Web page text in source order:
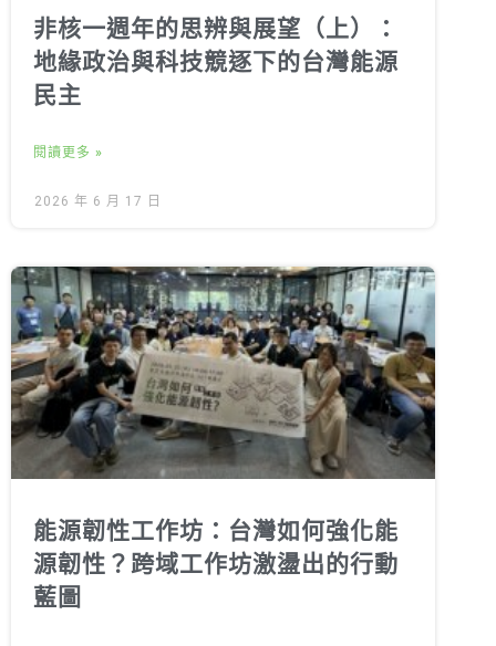
非核一週年的思辨與展望（上）：
地緣政治與科技競逐下的台灣能源
民主
閱讀更多 »
2026 年 6 月 17 日
能源韌性工作坊：台灣如何強化能
源韌性？跨域工作坊激盪出的行動
藍圖